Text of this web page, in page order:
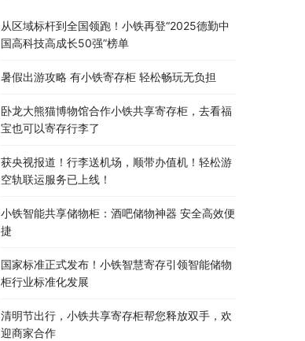
从区域标杆到全国领跑！小铁再登“2025德勤中
国高科技高成长50强”榜单
暑假出游攻略 有小铁寄存柜 轻松畅玩无负担
卧龙大熊猫博物馆合作小铁共享寄存柜，去看福
宝也可以寄存行李了
获央视报道！行李送机场，顺带办值机！轻松游
空轨联运服务已上线！
小铁智能共享储物柜：酒吧储物神器 安全高效便
捷
国家标准正式发布！小铁智慧寄存引领智能储物
柜行业标准化发展
清明节出行，小铁共享寄存柜帮您释放双手，欢
迎商家合作